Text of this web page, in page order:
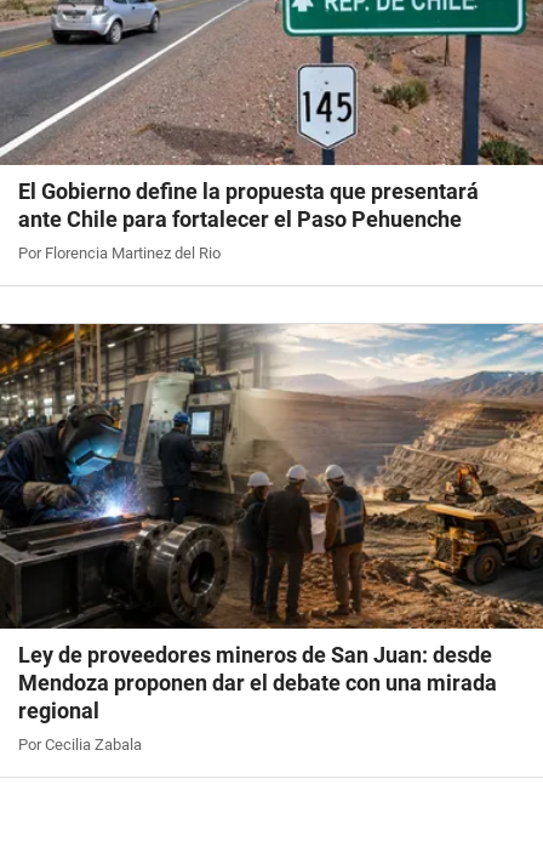
El Gobierno define la propuesta que presentará
ante Chile para fortalecer el Paso Pehuenche
Por Florencia Martinez del Rio
Ley de proveedores mineros de San Juan: desde
Mendoza proponen dar el debate con una mirada
regional
Por Cecilia Zabala